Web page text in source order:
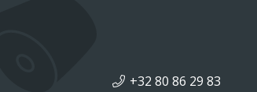
+32 80 86 29 83